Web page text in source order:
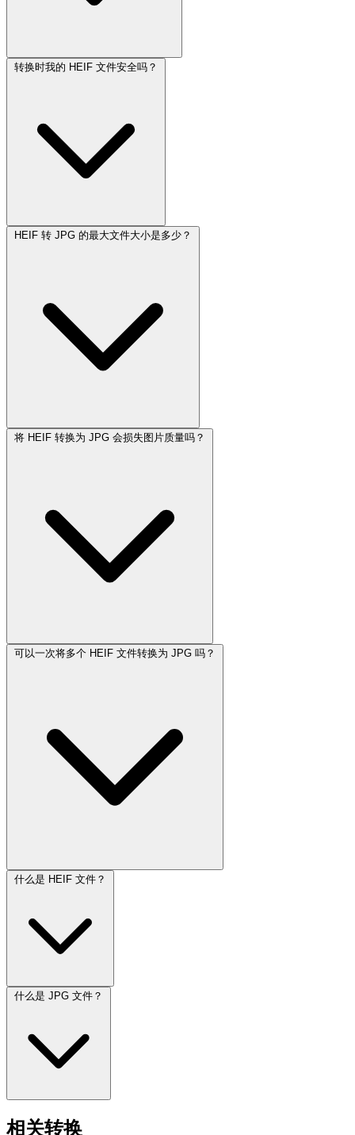
转换时我的 HEIF 文件安全吗？
HEIF 转 JPG 的最大文件大小是多少？
将 HEIF 转换为 JPG 会损失图片质量吗？
可以一次将多个 HEIF 文件转换为 JPG 吗？
什么是 HEIF 文件？
什么是 JPG 文件？
相关转换